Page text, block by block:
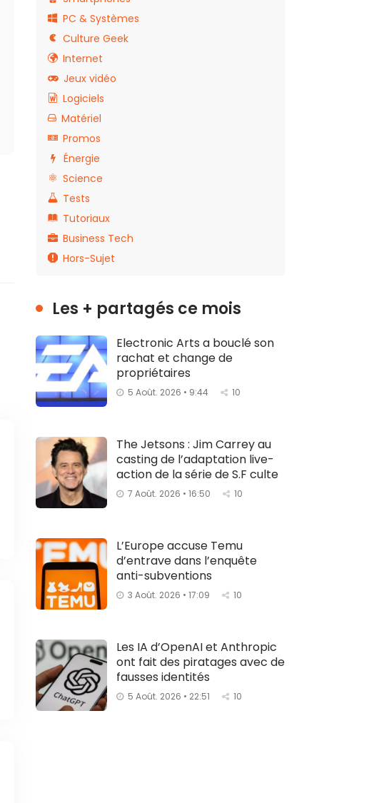
PC & Systèmes
Culture Geek
Internet
Jeux vidéo
Logiciels
Matériel
Promos
Énergie
Science
Tests
Tutoriaux
Business Tech
Hors-Sujet
Les + partagés ce mois
Electronic Arts a bouclé son
rachat et change de
propriétaires
5 Août. 2026 • 9:44 10
The Jetsons : Jim Carrey au
casting de l’adaptation live-
action de la série de S.F culte
7 Août. 2026 • 16:50 10
L’Europe accuse Temu
d’entrave dans l’enquête
anti-subventions
3 Août. 2026 • 17:09 10
Les IA d’OpenAI et Anthropic
ont fait des piratages avec de
fausses identités
5 Août. 2026 • 22:51 10